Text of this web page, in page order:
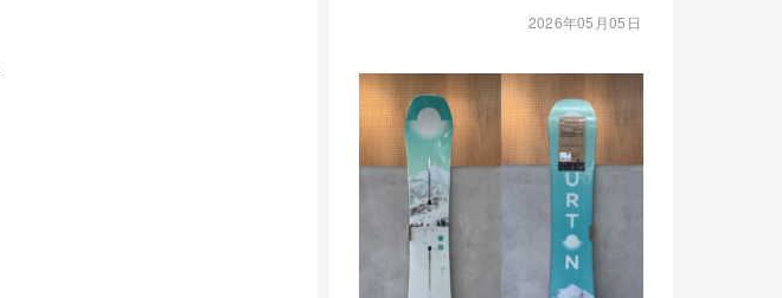
2026年05月05日